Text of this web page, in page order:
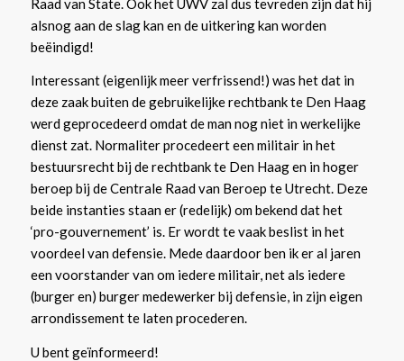
Raad van State. Ook het UWV zal dus tevreden zijn dat hij
alsnog aan de slag kan en de uitkering kan worden
beëindigd!
Interessant (eigenlijk meer verfrissend!) was het dat in
deze zaak buiten de gebruikelijke rechtbank te Den Haag
werd geprocedeerd omdat de man nog niet in werkelijke
dienst zat. Normaliter procedeert een militair in het
bestuursrecht bij de rechtbank te Den Haag en in hoger
beroep bij de Centrale Raad van Beroep te Utrecht. Deze
beide instanties staan er (redelijk) om bekend dat het
‘pro-gouvernement’ is. Er wordt te vaak beslist in het
voordeel van defensie. Mede daardoor ben ik er al jaren
een voorstander van om iedere militair, net als iedere
(burger en) burger medewerker bij defensie, in zijn eigen
arrondissement te laten procederen.
U bent geïnformeerd!